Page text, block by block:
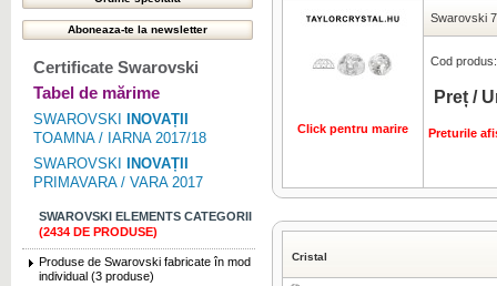
Certificate Swarovski
Tabel de mărime
SWAROVSKI
INOVAȚII
TOAMNA / IARNA 2017/18
SWAROVSKI
INOVAȚII
PRIMAVARA / VARA 2017
SWAROVSKI ELEMENTS CATEGORII
(2434 DE PRODUSE)
Produse de Swarovski fabricate în mod
individual (3 produse)
Click pentru marire
Swarovski
Cod produs:
Preț /
Preturile
Cristal